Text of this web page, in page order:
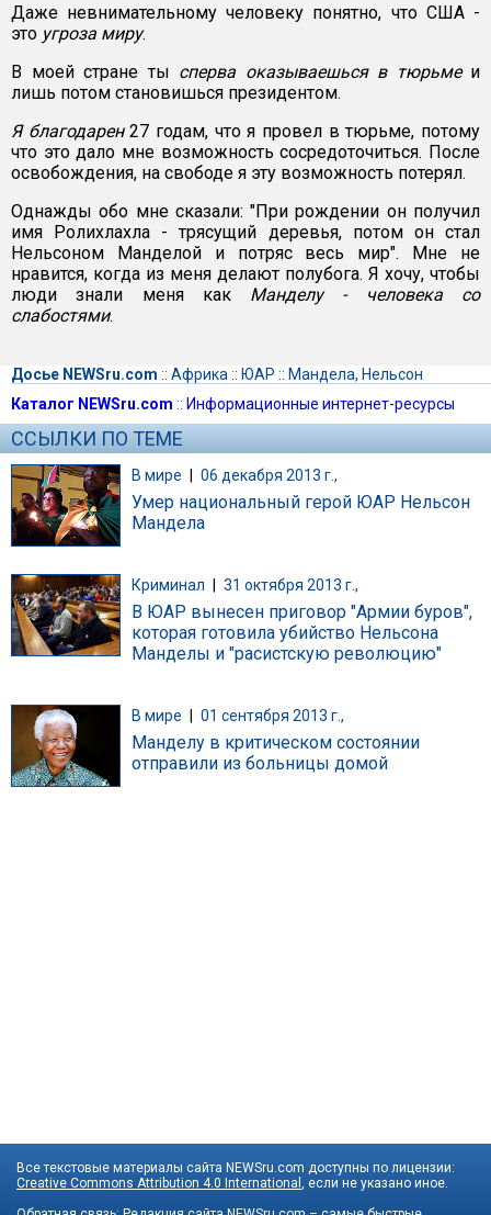
Даже невнимательному человеку понятно, что США -
это угроза миру.
В моей стране ты сперва оказываешься в тюрьмеи
лишь потом становишься президентом.
Я благодарен27 годам, что я провел в тюрьме, потому
что это дало мне возможность сосредоточиться. После
освобождения, на свободе я эту возможность потерял.
Однажды обо мне сказали: "При рождении он получил
имя Ролихлахла - трясущий деревья, потом он стал
Нельсоном Манделой и потряс весь мир". Мне не
нравится, когда из меня делают полубога. Я хочу, чтобы
люди знали меня как Манделу - человека со
слабостями.
Досье NEWSru.com :: Африка :: ЮАР :: Мандела, Нельсон
Каталог NEWSru.com :: Информационные интернет-ресурсы
ССЫЛКИ ПО ТЕМЕ
В мире | 06 декабря 2013 г.,
Умер национальный герой ЮАР Нельсон
Мандела
Криминал 31 октября 2013 г.,
В ЮАР вынесен приговор "Армии буров",
которая готовила убийство Нельсона
Манделы и "расистскую революцию"
В мире 01 сентября 2013 г.,
Манделу в критическом состоянии
отправили из больницы домой
Все текстовые материалы сайта NEWSru.com доступны по лицензии:
Creative Commons Attribution 4.0 International , если не указано иное.